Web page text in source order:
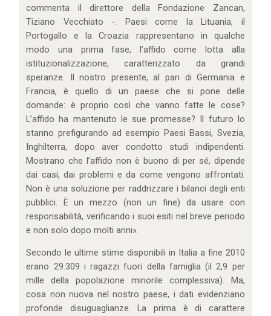
commenta il direttore della Fondazione Zancan,
Tiziano Vecchiato -. Paesi come la Lituania, il
Portogallo e la Croazia rappresentano in qualche
modo una prima fase, l’affido come lotta alla
istituzionalizzazione, caratterizzato da grandi
speranze. Il nostro presente, al pari di Germania e
Francia, è quello di un paese che si pone delle
domande: è proprio così che vanno fatte le cose?
L’affido ha mantenuto le sue promesse? Il futuro lo
stanno prefigurando ad esempio Paesi Bassi, Svezia,
Inghilterra, dopo aver condotto studi indipendenti.
Mostrano che l’affido non è buono di per sé, dipende
dai casi, dai problemi e da come vengono affrontati.
Non è una soluzione per raddrizzare i bilanci degli enti
pubblici. È un mezzo (non un fine) da usare con
responsabilità, verificando i suoi esiti nel breve periodo
e non solo dopo molti anni».
Secondo le ultime stime disponibili in Italia a fine 2010
erano 29.309 i ragazzi fuori della famiglia (il 2,9 per
mille della popolazione minorile complessiva). Ma,
cosa non nuova nel nostro paese, i dati evidenziano
profonde disuguaglianze. La prima è di carattere